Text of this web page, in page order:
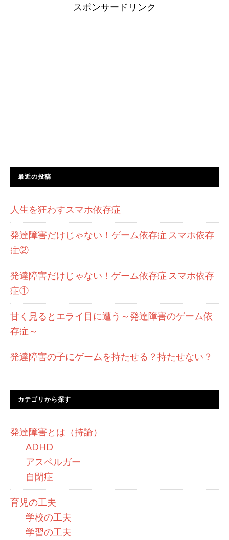
スポンサードリンク
最近の投稿
人生を狂わすスマホ依存症
発達障害だけじゃない！ゲーム依存症 スマホ依存
症②
発達障害だけじゃない！ゲーム依存症 スマホ依存
症①
甘く見るとエライ目に遭う～発達障害のゲーム依
存症～
発達障害の子にゲームを持たせる？持たせない？
カテゴリから探す
発達障害とは（持論）
ADHD
アスペルガー
自閉症
育児の工夫
学校の工夫
学習の工夫